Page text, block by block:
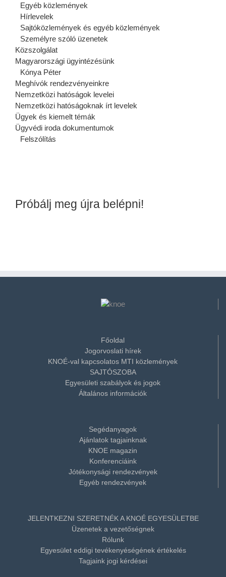
Próbálj meg újra belépni!
Egyéb közlemények
Hírlevelek
Sajtóközlemények és egyéb közlemények
Személyre szóló üzenetek
Közszolgálat
Magyarországi ügyintézésünk
Kónya Péter
Meghívók rendezvényeinkre
Nemzetközi hatóságok levelei
Nemzetközi hatóságoknak írt levelek
Ügyek és kiemelt témák
Ügyvédi iroda dokumentumok
Felszólítás
Főoldal
Jogorvoslati hírek
KNOÉ-val kapcsolatos MTI közlemények
SAJTÓSZOBA
Egyesületi szabályok és jogok
Általános információk
Segédanyagok
Ajánlatok tagjainknak
KNOE magazin
Konferenciáink
Jótékonysági rendezvények
Egyéb rendezvények
JELENTKEZNI SZERETNÉK A KNOÉ EGYESÜLETBE
Üzenetek a vezetőségnek
Rólunk
Egyesület eddigi tevékenyéségének értékelés
Tagjaink jogi kérdései